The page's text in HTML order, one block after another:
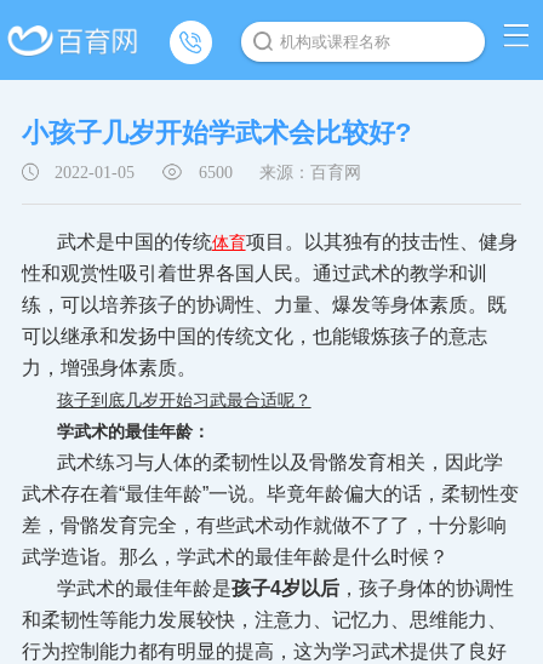
机构或课程名称
小孩子几岁开始学武术会比较好?
2022-01-05 6500 来源：百育网
武术是中国的传统体育项目。以其独有的技击性、健身
性和观赏性吸引着世界各国人民。通过武术的教学和训
练，可以培养孩子的协调性、力量、爆发等身体素质。既
可以继承和发扬中国的传统文化，也能锻炼孩子的意志
力，增强身体素质。
孩子到底几岁开始习武最合适呢？
学武术的最佳年龄：
武术练习与人体的柔韧性以及骨骼发育相关，因此学
武术存在着“最佳年龄”一说。毕竟年龄偏大的话，柔韧性变
差，骨骼发育完全，有些武术动作就做不了了，十分影响
武学造诣。那么，学武术的最佳年龄是什么时候？
学武术的最佳年龄是孩子4岁以后，孩子身体的协调性
和柔韧性等能力发展较快，注意力、记忆力、思维能力、
行为控制能力都有明显的提高，这为学习武术提供了良好